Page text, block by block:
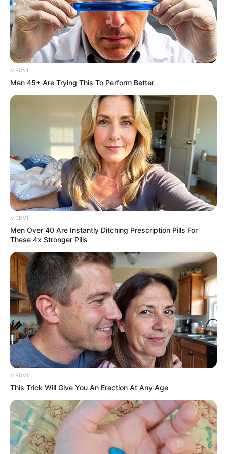
gözləyir. Qarşıdan gələn ildə və sonrakı illərdə
tərəfdaşlığımızı dərinləşdirməyi səbirsizliklə gözləyirik", -
təbrikdə deyilir.
HƏMÇININ OXUYUN
Əmək pensiyalarında və bu müavinətlərdə
ARTIM OLACAQ -Deputat AÇIQLADI
İcra başçısı üç qurumu birləşdirdi, yeni rəis
təyin etdi -FOTO
Qaydalar TƏSDİQLƏNDİ:1 sentyabr 2026-cı il
tarixindən qüvvəyə minəcək
"Qaçqınkom" aylıq müavinətlə bağlı
RƏSMİ
AÇIQLAMA YAYDI
1 0
Xəbər xoşunuza gəldi? Sosial şəbəkələrdə paylaşın
Bizi Facebook-da
izləyin
Bizi Twitter-da
izləyin
MEDVI
Men 45+ Are Trying This To Perform Better
MEDVI
Men Over 40 Are Instantly Ditching Prescription Pills For
These 4x Stronger Pills
MEDVI
This Trick Will Give You An Erection At Any Age